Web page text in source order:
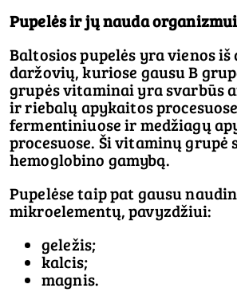
Pupelės ir jų nauda organizmui
Baltosios pupelės yra vienos
daržovių, kuriose gausu B
grupės vitaminai yra svarbūs
ir riebalų apykaitos
fermentiniuose ir medžiagų
procesuose. Ši vitaminų grupė
hemoglobino gamybą.
Pupelėse taip pat gausu
mikroelementų, pavyzdžiui:
geležis;
kalcis;
magnis.